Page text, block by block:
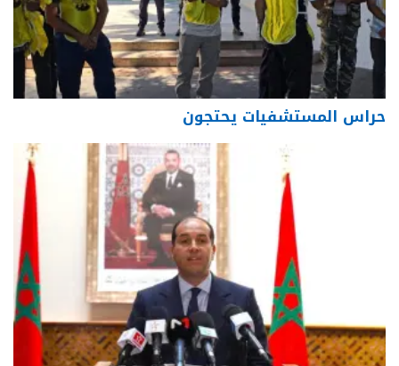
حراس المستشفيات يحتجون